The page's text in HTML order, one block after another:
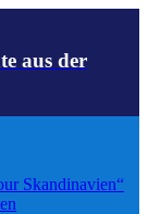
aus der
Skandinavien“